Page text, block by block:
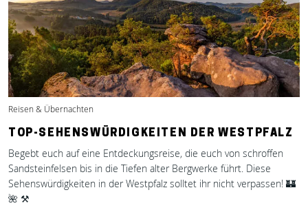
Reisen & Übernachten
TOP-SEHENSWÜRDIGKEITEN DER WESTPFALZ
Begebt euch auf eine Entdeckungsreise, die euch von schroffen
Sandsteinfelsen bis in die Tiefen alter Bergwerke führt. Diese
Sehenswürdigkeiten in der Westpfalz solltet ihr nicht verpassen! 🏰
🌺 ⚒️